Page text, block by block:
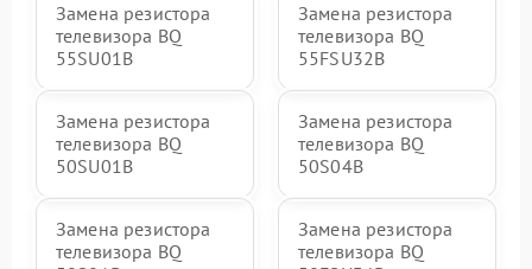
Замена резистора
телевизора BQ
55SU01B
Замена резистора
телевизора BQ
55FSU32B
Замена резистора
телевизора BQ
50SU01B
Замена резистора
телевизора BQ
50S04B
Замена резистора
телевизора BQ
Замена резистора
телевизора BQ